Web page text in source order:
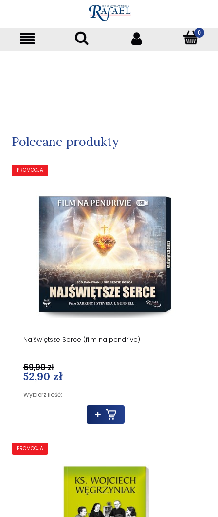
Polecane produkty
Najświętsze Serce (film na pendrive)
52,90 zł
Wybierz ilość:
69,90 zł
PROMOCJA
PROMOCJA